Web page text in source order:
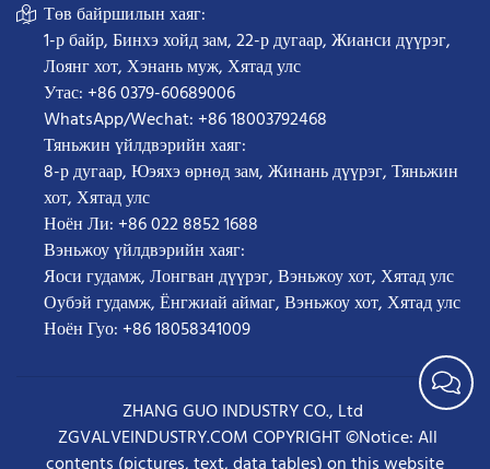
Төв байршилын хаяг:
1-р байр, Бинхэ хойд зам, 22-р дугаар, Жианси дүүрэг,
Лоянг хот, Хэнань муж, Хятад улс
Утас: +86 0379-60689006
WhatsApp/Wechat: +86 18003792468
Тяньжин үйлдвэрийн хаяг:
8-р дугаар, Юэяхэ өрнөд зам, Жинань дүүрэг, Тяньжин
хот, Хятад улс
Ноён Ли: +86 022 8852 1688
Вэньжоу үйлдвэрийн хаяг:
Яоси гудамж, Лонгван дүүрэг, Вэньжоу хот, Хятад улс
Оубэй гудамж, Ёнгжиай аймаг, Вэньжоу хот, Хятад улс
Ноён Гуо: +86 18058341009
ZHANG GUO INDUSTRY CO., Ltd
ZGVALVEINDUSTRY.COM COPYRIGHT ©Notice: All